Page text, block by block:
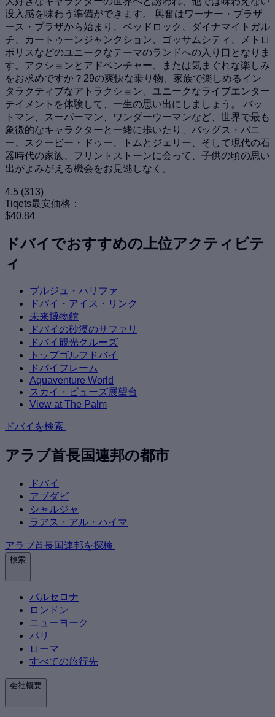
没入感を味わう準備ができます。 興奮はワーナー・ブラザ
ース・プラザから始まり、ベッドロック、ダイナマイトガル
チ、カートゥーンジャンクション、ゴッサムシティ、メトロ
ポリスなどのユニークなテーマのランドへの入り口となりま
す。アクションとアドベンチャー、または気まぐれな楽しみ
をお求めですか？29の爽快な乗り物、家族で楽しめるイン
タラクティブなアトラクション、ユニークなライブエンター
テイメントを体験して、一生の思い出にしましょう。 バッ
トマン、スーパーマン、ワンダーウーマンなど、世界で最も
象徴的なキャラクターと一緒に歩いたり、バッグス・バニ
ー、スクービー・ドゥー、トムとジェリー、そして現代の石
器時代の家族、フリントストーンに会って、子供の頃の思い
出がよみがえる機会をお見逃しなく。
4.5 (313)
Tiqets最安価格：
$40.84
ドバイでおすすめの上位アクティビテ
ィ
ブルジュ・ハリファ
ドバイ・アイス・リンク
未来博物館
ドバイの砂漠のサファリ
ドバイ観光クルーズ
トップゴルフドバイ
ドバイフレーム
Aquaventure World
スカイ・ビューズ展望台
View at The Palm
ドバイを検索
アラブ首長国連邦の都市
ドバイ
アブダビ
シャルジャ
ラアス・アル・ハイマ
アラブ首長国連邦を探検
検索
バルセロナ
ロンドン
ニューヨーク
パリ
ローマ
すべての旅行先
会社概要